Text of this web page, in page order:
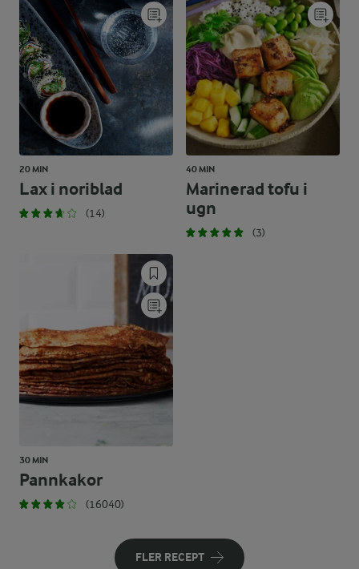
20 MIN
Lax i noriblad
(14)
40 MIN
Marinerad tofu i
ugn
(3)
30 MIN
Pannkakor
(16040)
FLER RECEPT